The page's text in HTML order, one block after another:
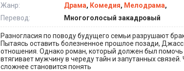
Жанр:
Драма, Комедия, Мелодрама,
Перевод:
Многоголосый закадровый
Разногласия по поводу будущего семьи разрушают
Пытаясь оставить болезненное прошлое позади,
отношения. Однако роман, который должен был
втягивает мужчину в череду тайн и запутанных
сложнее становится понять